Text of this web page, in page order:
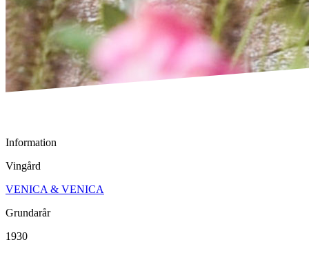
Information
Vingård
VENICA & VENICA
Grundarår
1930